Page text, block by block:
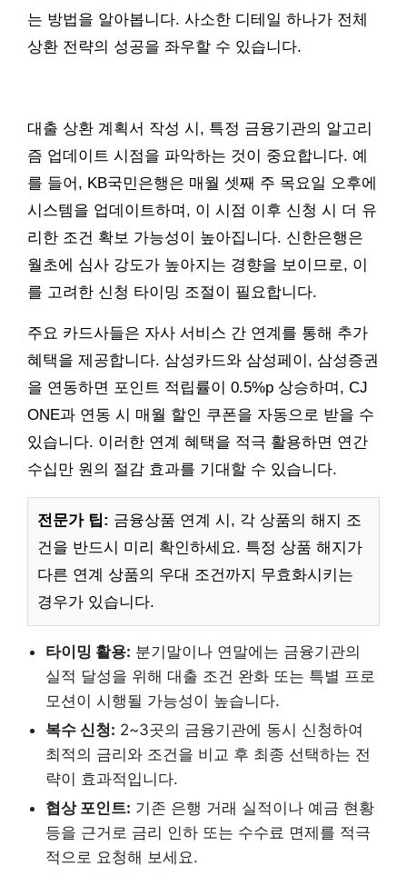
는 방법을 알아봅니다. 사소한 디테일 하나가 전체
상환 전략의 성공을 좌우할 수 있습니다.
대출 상환 계획서 작성 시, 특정 금융기관의 알고리
즘 업데이트 시점을 파악하는 것이 중요합니다. 예
를 들어, KB국민은행은 매월 셋째 주 목요일 오후에
시스템을 업데이트하며, 이 시점 이후 신청 시 더 유
리한 조건 확보 가능성이 높아집니다. 신한은행은
월초에 심사 강도가 높아지는 경향을 보이므로, 이
를 고려한 신청 타이밍 조절이 필요합니다.
주요 카드사들은 자사 서비스 간 연계를 통해 추가
혜택을 제공합니다. 삼성카드와 삼성페이, 삼성증권
을 연동하면 포인트 적립률이 0.5%p 상승하며, CJ
ONE과 연동 시 매월 할인 쿠폰을 자동으로 받을 수
있습니다. 이러한 연계 혜택을 적극 활용하면 연간
수십만 원의 절감 효과를 기대할 수 있습니다.
전문가 팁: 금융상품 연계 시, 각 상품의 해지 조
건을 반드시 미리 확인하세요. 특정 상품 해지가
다른 연계 상품의 우대 조건까지 무효화시키는
경우가 있습니다.
타이밍 활용: 분기말이나 연말에는 금융기관의
실적 달성을 위해 대출 조건 완화 또는 특별 프로
모션이 시행될 가능성이 높습니다.
복수 신청: 2~3곳의 금융기관에 동시 신청하여
최적의 금리와 조건을 비교 후 최종 선택하는 전
략이 효과적입니다.
협상 포인트: 기존 은행 거래 실적이나 예금 현황
등을 근거로 금리 인하 또는 수수료 면제를 적극
적으로 요청해 보세요.